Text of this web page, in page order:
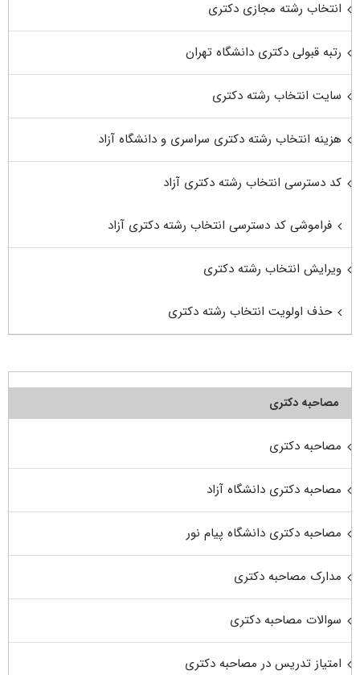
انتخاب رشته مجازی دکتری
رتبه قبولی دکتری دانشگاه تهران
سایت انتخاب رشته دکتری
هزینه انتخاب رشته دکتری سراسری و دانشگاه آزاد
کد دسترسی انتخاب رشته دکتری آزاد
فراموشی کد دسترسی انتخاب رشته دکتری آزاد
ویرایش انتخاب رشته دکتری
حذف اولویت انتخاب رشته دکتری
مصاحبه دکتری
مصاحبه دکتری
مصاحبه دکتری دانشگاه آزاد
مصاحبه دکتری دانشگاه پیام نور
مدارک مصاحبه دکتری
سوالات مصاحبه دکتری
امتیاز تدریس در مصاحبه دکتری